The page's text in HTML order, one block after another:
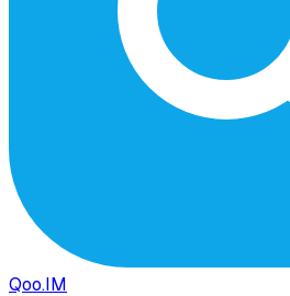
Qoo.IM